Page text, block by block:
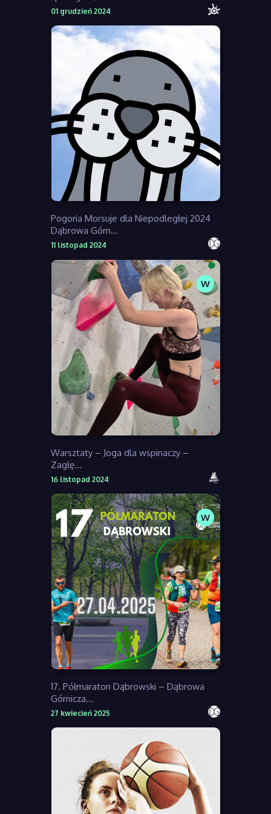
01 grudzień 2024
Pogoria Morsuje dla Niepodległej 2024
Dąbrowa Górn...
11 listopad 2024
Warsztaty – Joga dla wspinaczy –
Zagłę...
W
16 listopad 2024
17. Półmaraton Dąbrowski – Dąbrowa
Górnicza...
W
27 kwiecień 2025